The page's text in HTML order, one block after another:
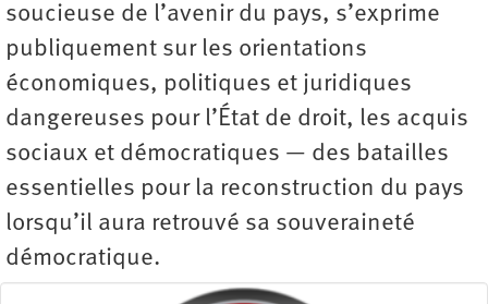
soucieuse de l’avenir du pays, s’exprime
publiquement sur les orientations
économiques, politiques et juridiques
dangereuses pour l’État de droit, les acquis
sociaux et démocratiques — des batailles
essentielles pour la reconstruction du pays
lorsqu’il aura retrouvé sa souveraineté
démocratique.